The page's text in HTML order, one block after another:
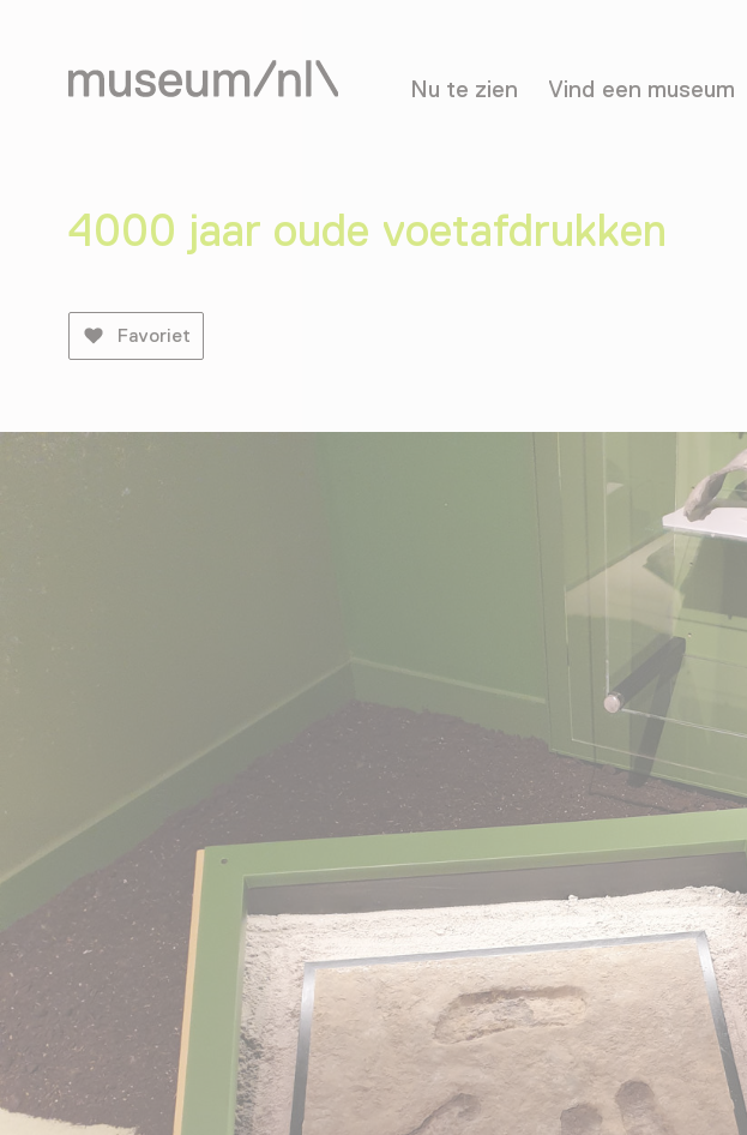
Nu te zien Vind een museum
4000 jaar oude voetafdrukken
Favoriet